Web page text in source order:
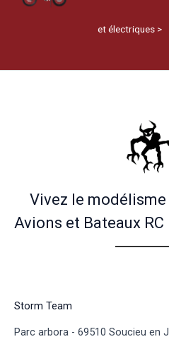
et électriques >
Vivez le
Avions et Bateaux
Storm Team
Parc arbora - 69510 Soucieu en